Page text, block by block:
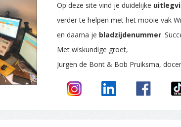
Op deze site vind je duidelijke
verder te helpen met het mooie vak
en daarna je bladzijdenummer.
Met wiskundige groet,
Jurgen de Bont & Bob Pruiksma,